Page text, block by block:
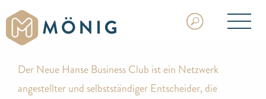
Der Neue Hanse Business Club ist ein Netzwerk
angestellter und selbstständiger Entscheider, die